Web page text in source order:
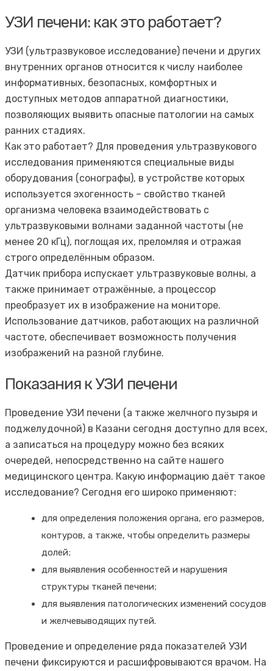
УЗИ печени: как это работает?
УЗИ (ультразвуковое исследование) печени и других
внутренних органов относится к числу наиболее
информативных, безопасных, комфортных и
доступных методов аппаратной диагностики,
позволяющих выявить опасные патологии на самых
ранних стадиях.
Как это работает? Для проведения ультразвукового
исследования применяются специальные виды
оборудования (сонографы), в устройстве которых
используется эхогенность – свойство тканей
организма человека взаимодействовать с
ультразвуковыми волнами заданной частоты (не
менее 20 кГц), поглощая их, преломляя и отражая
строго определённым образом.
Датчик прибора испускает ультразвуковые волны, а
также принимает отражённые, а процессор
преобразует их в изображение на мониторе.
Использование датчиков, работающих на различной
частоте, обеспечивает возможность получения
изображений на разной глубине.
Показания к УЗИ печени
Проведение УЗИ печени (а также желчного пузыря и
поджелудочной) в Казани сегодня доступно для всех,
а записаться на процедуру можно без всяких
очередей, непосредственно на сайте нашего
медицинского центра. Какую информацию даёт такое
исследование? Сегодня его широко применяют:
для определения положения органа, его размеров,
контуров, а также, чтобы определить размеры
долей;
для выявления особенностей и нарушения
структуры тканей печени;
для выявления патологических изменений сосудов
и желчевыводящих путей.
Проведение и определение ряда показателей УЗИ
печени фиксируются и расшифровываются врачом. На